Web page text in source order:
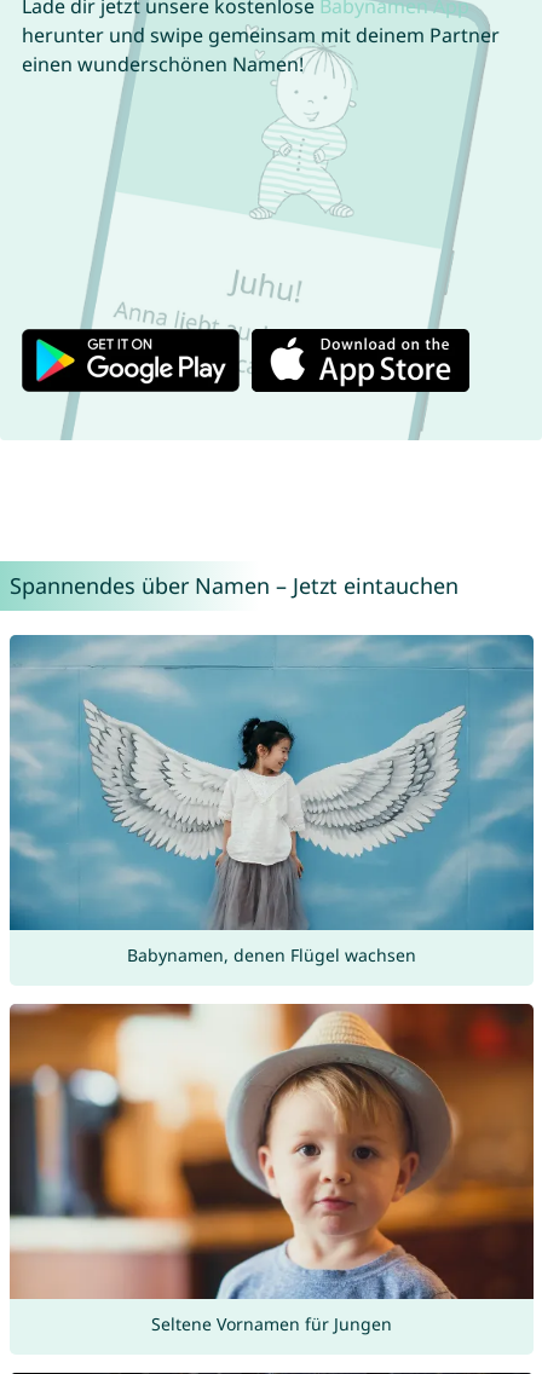
Lade dir jetzt unsere kostenlose Babynamen App
herunter und swipe gemeinsam mit deinem Partner
einen wunderschönen Namen!
Spannendes über Namen – Jetzt eintauchen
Babynamen, denen Flügel wachsen
Seltene Vornamen für Jungen